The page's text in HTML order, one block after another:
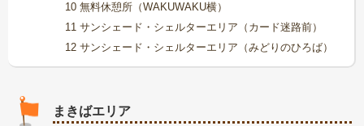
10 無料休憩所（WAKUWAKU横）
11 サンシェード・シェルターエリア（カード迷路前）
12 サンシェード・シェルターエリア（みどりのひろば）
まきばエリア